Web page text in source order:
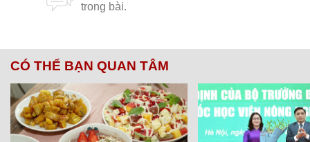
CÓ THỂ BẠN QUAN TÂM